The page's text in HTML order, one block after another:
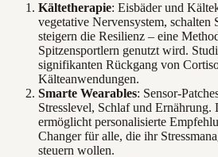
Kältetherapie: Eisbäder und
vegetative Nervensystem, schalten
steigern die Resilienz – eine
Spitzensportlern genutzt wird.
signifikanten Rückgang von
Kälteanwendungen.
Smarte Wearables: Sensor-
Stresslevel, Schlaf und
ermöglicht personalisierte
Changer für alle, die ihr
steuern wollen.